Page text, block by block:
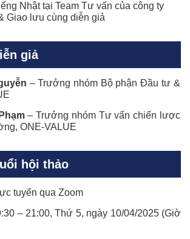
Nhật tại Team Tư vấn của công ty
Giao lưu cùng diễn giả
giả
– Trưởng nhóm Bộ phận Đầu tư &
– Trưởng nhóm Tư vấn chiến lược
ONE-VALUE
hội thảo
tuyến qua Zoom
– 21:00, Thứ 5, ngày 10/04/2025 (Giờ